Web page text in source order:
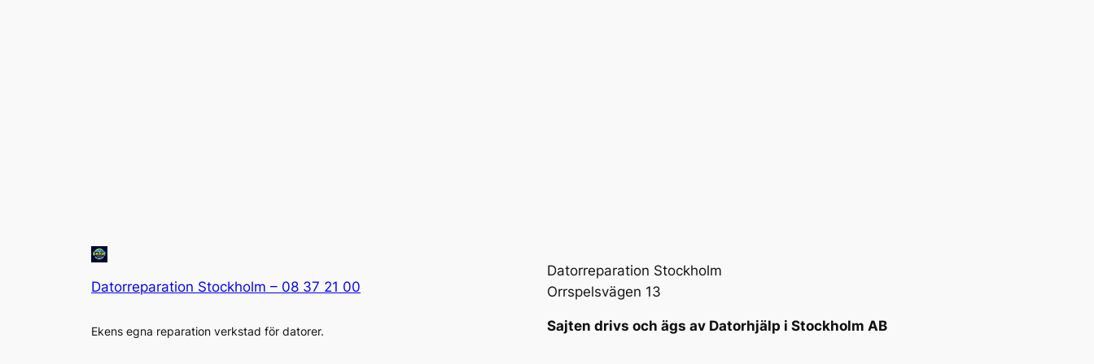
Datorreparation Stockholm – 08 37 21 00
Ekens egna reparation verkstad för datorer.
Datorreparation Stockholm
Orrspelsvägen 13
Sajten drivs och ägs av Datorhjälp i Stockholm AB